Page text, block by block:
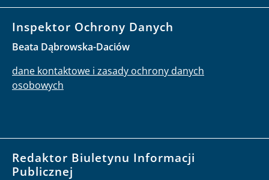
Inspektor Ochrony Danych
Beata Dąbrowska-Daciów
dane kontaktowe i zasady ochrony danych
osobowych
Redaktor Biuletynu Informacji
Publicznej